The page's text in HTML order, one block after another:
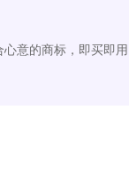
意的商标，即买即用